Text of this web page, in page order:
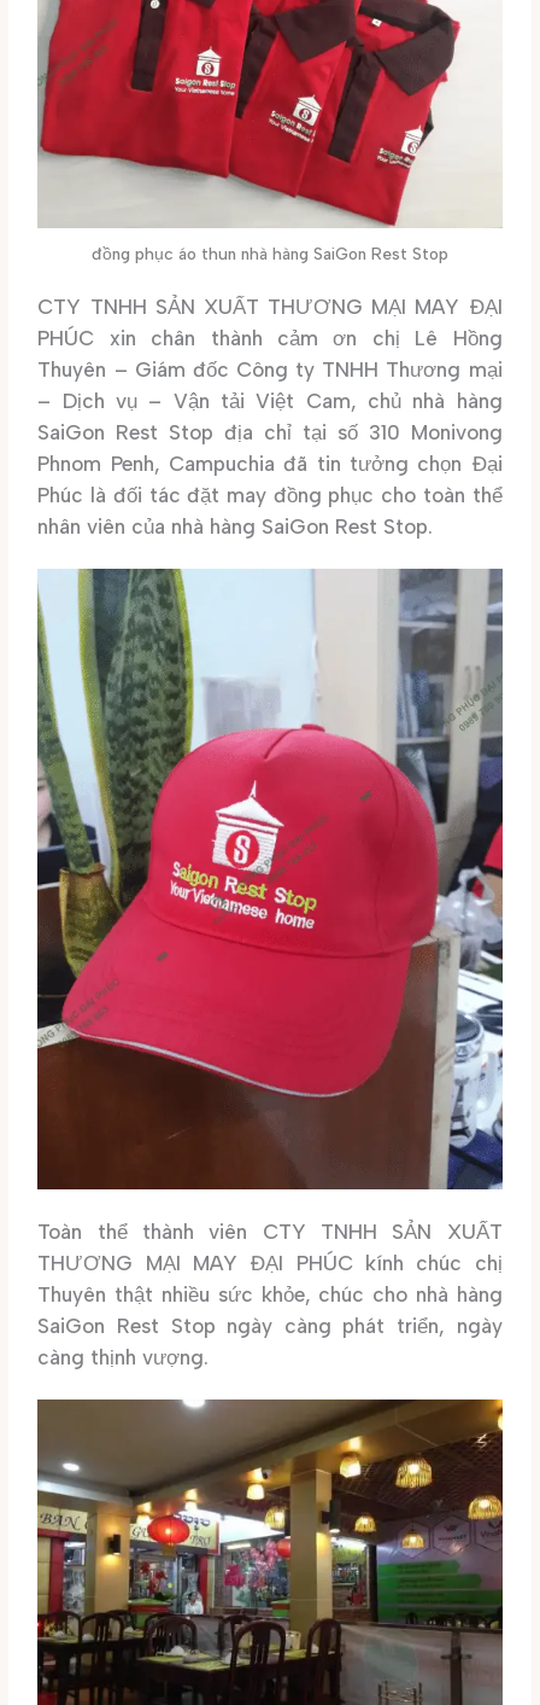
đồng phục áo thun nhà hàng SaiGon Rest Stop
CTY TNHH SẢN XUẤT THƯƠNG MẠI MAY ĐẠI
PHÚC xin chân thành cảm ơn chị Lê Hồng
Thuyên – Giám đốc Công ty TNHH Thương mại
– Dịch vụ – Vận tải Việt Cam, chủ nhà hàng
SaiGon Rest Stop địa chỉ tại số 310 Monivong
Phnom Penh, Campuchia đã tin tưởng chọn Đại
Phúc là đối tác đặt may đồng phục cho toàn thể
nhân viên của nhà hàng SaiGon Rest Stop.
Toàn thể thành viên CTY TNHH SẢN XUẤT
THƯƠNG MẠI MAY ĐẠI PHÚC kính chúc chị
Thuyên thật nhiều sức khỏe, chúc cho nhà hàng
SaiGon Rest Stop ngày càng phát triển, ngày
càng thịnh vượng.